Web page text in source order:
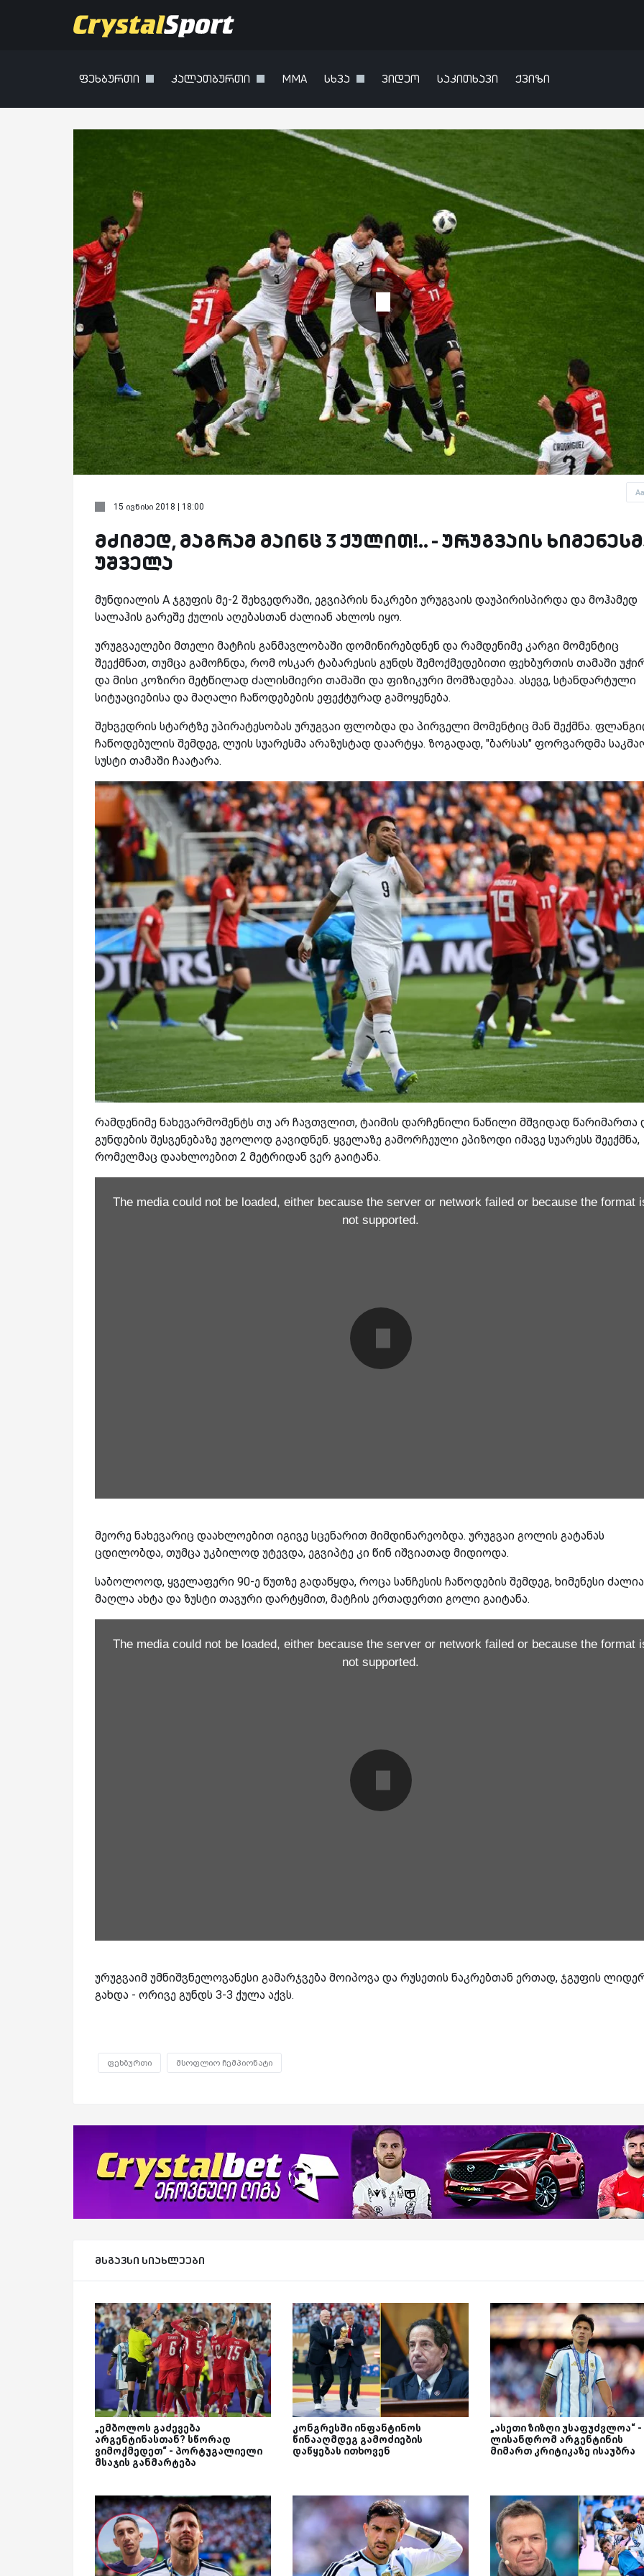
ფეხბურთი კალათბურთი MMA სხვა ვიდეო საკითხავი ქვიზი
Aa
15 ივნისი 2018 | 18:00
მძიმედ, მაგრამ მაინც 3 ქულით!.. - ურუგვაის
უშველა
მუნდიალის A ჯგუფის მე-2 შეხვედრაში, ეგვიპრის ნაკრები ურუგვაის დაუპირისპირდა და მოჰამედ
სალაჰის გარეშე ქულის აღებასთან ძალიან ახლოს იყო.
ურუგვაელები მთელი მატჩის განმავლობაში დომინირებდნენ და რამდენიმე კარგი მომენტიც
შეექმნათ, თუმცა გამოჩნდა, რომ ოსკარ ტაბარესის გუნდს შემოქმედებითი ფეხბურთის თამაში
და მისი კოზირი მეტწილად ძალისმიერი თამაში და ფიზიკური მომზადებაა. ასევე, სტანდარტული
სიტუაციებისა და მაღალი ჩაწოდებების ეფექტურად გამოყენება.
შეხვედრის სტარტზე უპირატესობას ურუგვაი ფლობდა და პირველი მომენტიც მან შექმნა.
ჩაწოდებულის შემდეგ, ლუის სუარესმა არაზუსტად დაარტყა. ზოგადად, "ბარსას" ფორვარდმა
სუსტი თამაში ჩაატარა.
რამდენიმე ნახევარმომენტს თუ არ ჩავთვლით, ტაიმის დარჩენილი ნაწილი მშვიდად წარიმართა
გუნდების შესვენებაზე უგოლოდ გავიდნენ. ყველაზე გამორჩეული ეპიზოდი იმავე სუარესს შეექმნა,
რომელმაც დაახლოებით 2 მეტრიდან ვერ გაიტანა.
The media could not be loaded, either because the server or network failed or because the format
not supported.
მეორე ნახევარიც დაახლოებით იგივე სცენარით მიმდინარეობდა. ურუგვაი გოლის გატანას
ცდილობდა, თუმცა უკბილოდ უტევდა, ეგვიპტე კი წინ იშვიათად მიდიოდა.
საბოლოოდ, ყველაფერი 90-ე წუთზე გადაწყდა, როცა სანჩესის ჩაწოდების შემდეგ, ხიმენესი
მაღლა ახტა და ზუსტი თავური დარტყმით, მატჩის ერთადერთი გოლი გაიტანა.
The media could not be loaded, either because the server or network failed or because the format
not supported.
ურუგვაიმ უმნიშვნელოვანესი გამარჯვება მოიპოვა და რუსეთის ნაკრებთან ერთად, ჯგუფის
გახდა - ორივე გუნდს 3-3 ქულა აქვს.
ფეხბურთი მსოფლიო ჩემპიონატი
მსგავსი სიახლეები
„ემბოლოს გაძევება
არგენტინასთან? სწორად
ვიმოქმედეთ“ - პორტუგალიელი
მსაჯის განმარტება
კონგრესში ინფანტინოს
წინააღმდეგ გამოძიების
დაწყებას ითხოვენ
„ასეთი ზიზღი უსაფუძვლოა“ -
ლისანდრომ არგენტინის
მიმართ კრიტიკაზე ისაუბრა